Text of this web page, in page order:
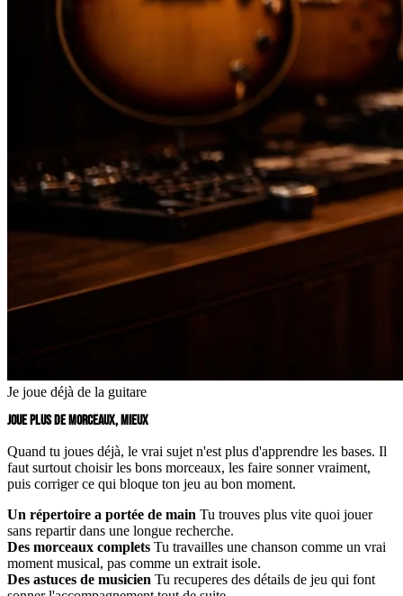
Je joue déjà de la guitare
JOUE PLUS DE MORCEAUX, MIEUX
Quand tu joues déjà, le vrai sujet n'est plus d'apprendre les bases. Il
faut surtout choisir les bons morceaux, les faire sonner vraiment,
puis corriger ce qui bloque ton jeu au bon moment.
Un répertoire a portée de main Tu trouves plus vite quoi jouer
sans repartir dans une longue recherche.
Des morceaux complets Tu travailles une chanson comme un vrai
moment musical, pas comme un extrait isole.
Des astuces de musicien Tu recuperes des détails de jeu qui font